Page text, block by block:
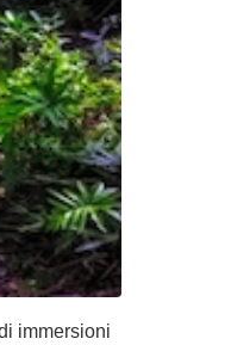
immersioni